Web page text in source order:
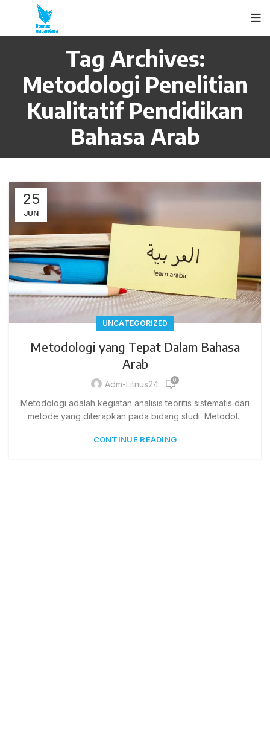
Tag Archives:
Metodologi Penelitian
Kualitatif Pendidikan
Bahasa Arab
25
JUN
UNCATEGORIZED
Metodologi yang Tepat Dalam Bahasa
Arab
Adm-Litnus24 0
Metodologi adalah kegiatan analisis teoritis sistematis dari
metode yang diterapkan pada bidang studi. Metodol...
CONTINUE READING